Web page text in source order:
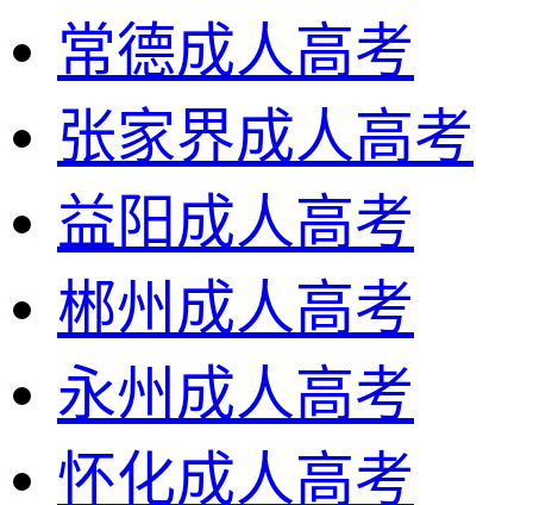
常德成人高考
张家界成人高考
益阳成人高考
郴州成人高考
永州成人高考
怀化成人高考